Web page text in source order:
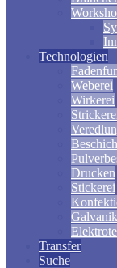
Technologien
Weberei
Wirkerei
Drucken
Stickerei
Galvanik
Transfer
Suche